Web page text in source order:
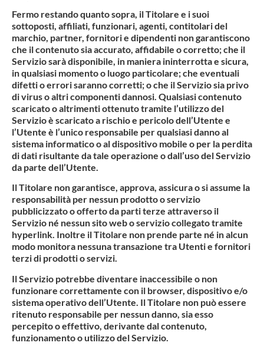
Fermo restando quanto sopra, il Titolare e i suoi
sottoposti, affiliati, funzionari, agenti, contitolari del
marchio, partner, fornitori e dipendenti non garantiscono
che il contenuto sia accurato, affidabile o corretto; che il
Servizio sarà disponibile, in maniera ininterrotta e sicura,
in qualsiasi momento o luogo particolare; che eventuali
difetti o errori saranno corretti; o che il Servizio sia privo
di virus o altri componenti dannosi. Qualsiasi contenuto
scaricato o altrimenti ottenuto tramite l’utilizzo del
Servizio è scaricato a rischio e pericolo dell’Utente e
l’Utente è l’unico responsabile per qualsiasi danno al
sistema informatico o al dispositivo mobile o per la perdita
di dati risultante da tale operazione o dall’uso del Servizio
da parte dell’Utente.
Il Titolare non garantisce, approva, assicura o si assume la
responsabilità per nessun prodotto o servizio
pubblicizzato o offerto da parti terze attraverso il
Servizio né nessun sito web o servizio collegato tramite
hyperlink. Inoltre il Titolare non prende parte né in alcun
modo monitora nessuna transazione tra Utenti e fornitori
terzi di prodotti o servizi.
Il Servizio potrebbe diventare inaccessibile o non
funzionare correttamente con il browser, dispositivo e/o
sistema operativo dell’Utente. Il Titolare non può essere
ritenuto responsabile per nessun danno, sia esso
percepito o effettivo, derivante dal contenuto,
funzionamento o utilizzo del Servizio.